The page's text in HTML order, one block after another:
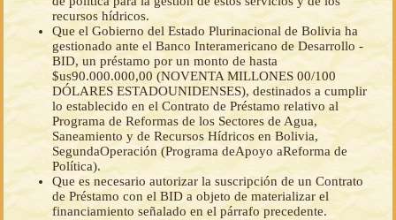
recursos hídricos.
Que el Gobierno del Estado Plurinacional de Bolivia ha
gestionado ante el Banco Interamericano de Desarrollo -
BID, un préstamo por un monto de hasta
$us90.000.000,00 (NOVENTA MILLONES 00/100
DÓLARES ESTADOUNIDENSES), destinados a cumplir
lo establecido en el Contrato de Préstamo relativo al
Programa de Reformas de los Sectores de Agua,
Saneamiento y de Recursos Hídricos en Bolivia,
SegundaOperación (Programa deApoyo aReforma de
Política).
Que es necesario autorizar la suscripción de un Contrato
de Préstamo con el BID a objeto de materializar el
financiamiento señalado en el párrafo precedente.